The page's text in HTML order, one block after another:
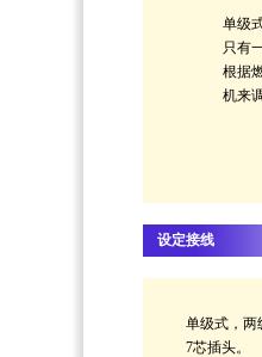
单级
只有
根据
机来
设定接线
单级式，两
7芯插头。